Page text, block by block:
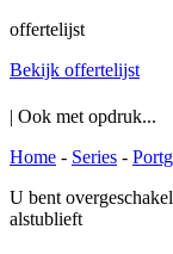
offertelijst
Bekijk offertelijst
| Ook met opdruk...
Home - Series -
U bent
alstublieft